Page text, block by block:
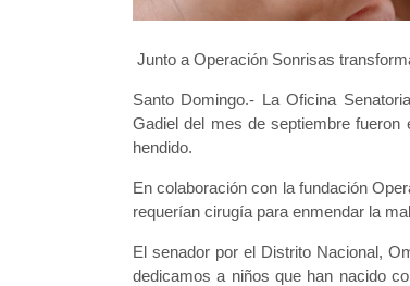
Junto a Operación Sonrisas
Santo Domingo.- La Oficina
Gadiel del mes de septiembre
hendido.
En colaboración con la fundación
requerían cirugía para enmendar la
El senador por el Distrito Nacional,
dedicamos a niños que han nacido